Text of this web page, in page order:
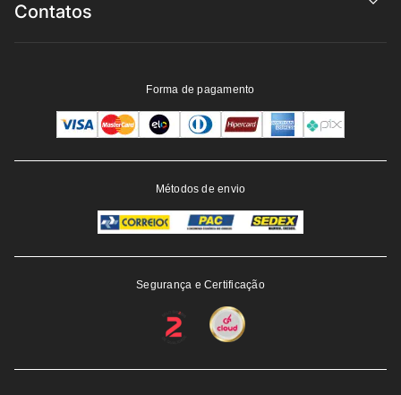
Contatos
Forma de pagamento
Métodos de envio
Segurança e Certificação